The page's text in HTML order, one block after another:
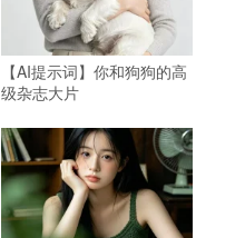
【AI提示词】你和狗狗的高
级杂志大片